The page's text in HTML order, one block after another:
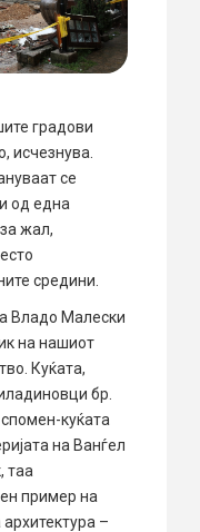
градови
исчезнува.
се
од една
жал,
средини.
Владо Малески
на нашиот
Куќата,
бр.
куќата
на Ванѓел
таа
пример на
–